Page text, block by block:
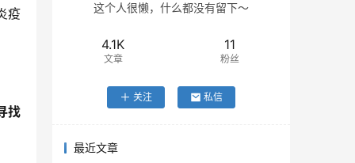
疫
找
这个人很懒，什么都没有留下～
4.1K
文章
11
粉丝
关注 私信
最近文章